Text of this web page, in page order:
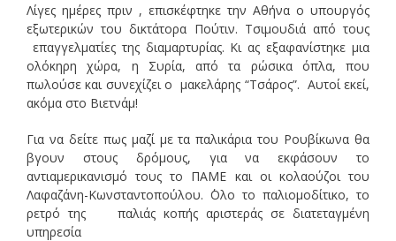
Λίγες ημέρες πριν , επισκέφτηκε την Αθήνα ο υπουργός
εξωτερικών του δικτάτορα Πούτιν. Τσιμουδιά από τους
επαγγελματίες της διαμαρτυρίας. Κι ας εξαφανίστηκε μια
ολόκηρη χώρα, η Συρία, από τα ρώσικα όπλα, που
πωλούσε και συνεχίζει ο μακελάρης “Τσάρος”. Αυτοί εκεί,
ακόμα στο Βιετνάμ!
Για να δείτε πως μαζί με τα παλικάρια του Ρουβίκωνα θα
βγουν στους δρόμους, για να εκφάσουν το
αντιαμερικανισμό τους το ΠΑΜΕ και οι κολαούζοι του
Λαφαζάνη-Κωνσταντοπούλου. ΄Ολο το παλιομοδίτικο, το
ρετρό της παλιάς κοπής αριστεράς σε διατεταγμένη
υπηρεσία